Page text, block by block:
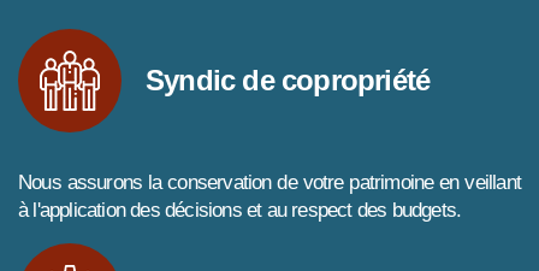
Syndic de copropriété
Nous assurons la conservation de votre patrimoine en veillant
à l'application des décisions et au respect des budgets.